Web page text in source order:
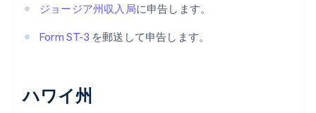
ジョージア州収入局に申告します。
Form ST-3 を郵送して申告します。
ハワイ州